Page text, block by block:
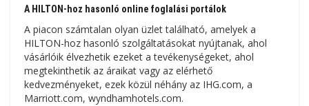
A HILTON-hoz hasonló online foglalási portálok
A piacon számtalan olyan üzlet található, amelyek a
HILTON-hoz hasonló szolgáltatásokat nyújtanak, ahol
vásárlóik élvezhetik ezeket a tevékenységeket, ahol
megtekinthetik az áraikat vagy az elérhető
kedvezményeket, ezek közül néhány az IHG.com, a
Marriott.com, wyndhamhotels.com.